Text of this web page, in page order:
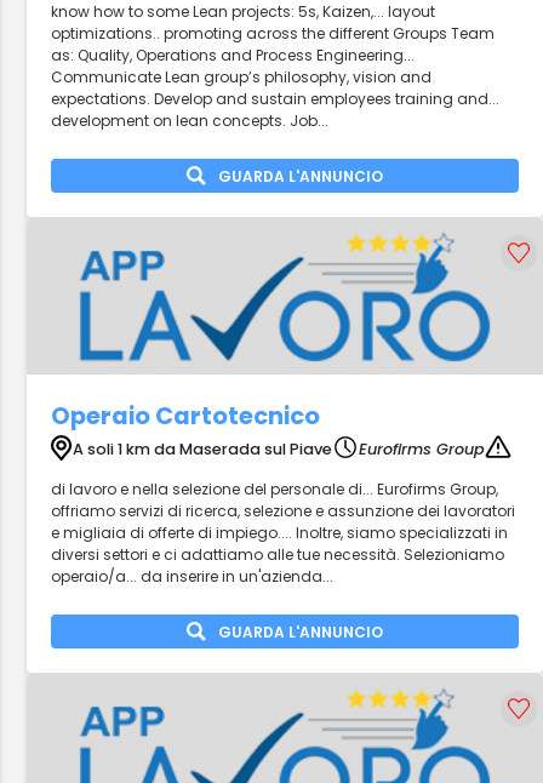
know how to some Lean projects: 5s, Kaizen,... layout
optimizations.. promoting across the different Groups Team
as: Quality, Operations and Process Engineering...
Communicate Lean group’s philosophy, vision and
expectations. Develop and sustain employees training and...
development on lean concepts. Job...
GUARDA L'ANNUNCIO
Operaio Cartotecnico
A soli 1 km da Maserada sul Piave
Eurofirms Group
di lavoro e nella selezione del personale di... Eurofirms Group,
offriamo servizi di ricerca, selezione e assunzione dei lavoratori
e migliaia di offerte di impiego.... Inoltre, siamo specializzati in
diversi settori e ci adattiamo alle tue necessità. Selezioniamo
operaio/a... da inserire in un'azienda...
GUARDA L'ANNUNCIO